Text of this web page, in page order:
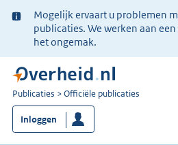
Ter
informatie:
Mogelijk ervaart u problemen
publicaties. We werken aan
het ongemak.
U
bent
nu
hier:
Publicaties Officiële publicaties
Inloggen